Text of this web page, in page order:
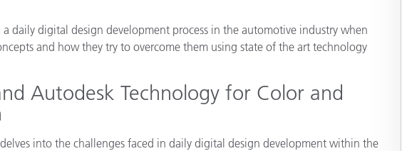
Materiales de Construcción
daily digital design development process in the automotive industry when
and how they try to overcome them using state of the art technology
Autodesk Technology for Color and
into the challenges faced in daily digital design development within the